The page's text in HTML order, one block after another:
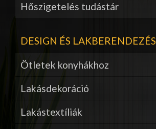
Hőszigetelés tudástár
DESIGN ÉS LAKBERENDEZÉS
Ötletek konyhákhoz
Lakásdekoráció
Lakástextíliák